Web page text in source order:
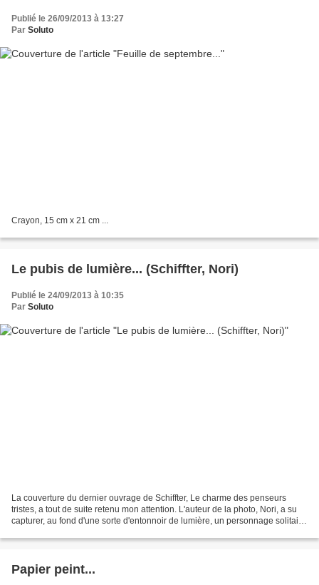
Publié le 26/09/2013 à 13:27
Par Soluto
Crayon, 15 cm x 21 cm ...
Le pubis de lumière... (Schiffter, Nori)
Publié le 24/09/2013 à 10:35
Par Soluto
La couverture du dernier ouvrage de Schiffter, Le charme des penseurs
tristes, a tout de suite retenu mon attention. L'auteur de la photo, Nori, a su
capturer, au fond d'une sorte d'entonnoir de lumière, un personnage solitaire
Papier peint...